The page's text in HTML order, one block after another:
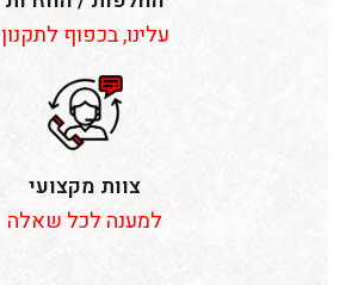
עלינו, בכפוף לתקנון
צוות מקצועי
למענה לכל שאלה